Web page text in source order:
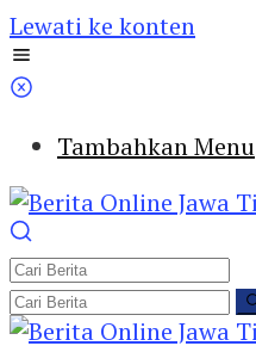
Lewati ke konten
Tambahkan Menu